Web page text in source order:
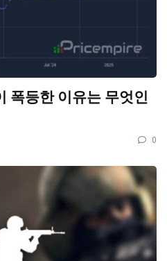
폭등한 이유는 무엇인
0